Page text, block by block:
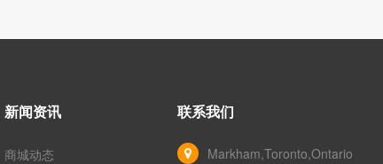
新闻资讯
商城动态
联系我们
Markham,Toronto,Ontario